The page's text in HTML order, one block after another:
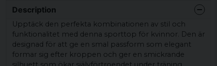
Description
Upptäck den perfekta kombinationen av stil och
funktionalitet med denna sporttop för kvinnor. Den är
designad för att ge en smal passform som elegant
formar sig efter kroppen och ger en smickrande